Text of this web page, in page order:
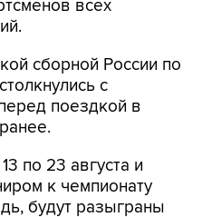
сборной России по
поездкой в
по 23 августа и
будут разыграны
на Олимпийские
за путевки на ЧМ